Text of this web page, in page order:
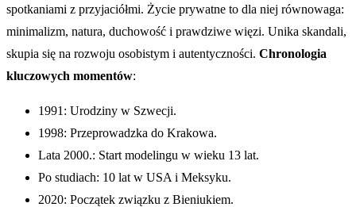
spotkaniami z przyjaciółmi. Życie prywatne to dla niej równowaga:
minimalizm, natura, duchowość i prawdziwe więzi. Unika skandali,
skupia się na rozwoju osobistym i autentyczności. Chronologia
kluczowych momentów:
1991: Urodziny w Szwecji.
1998: Przeprowadzka do Krakowa.
Lata 2000.: Start modelingu w wieku 13 lat.
Po studiach: 10 lat w USA i Meksyku.
2020: Początek związku z Bieniukiem.